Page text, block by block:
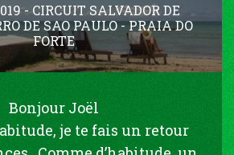
- CIRCUIT SALVADOR DE
DE SAO PAULO - PRAIA DO
FORTE
Bonjour Joël
je te fais un retour